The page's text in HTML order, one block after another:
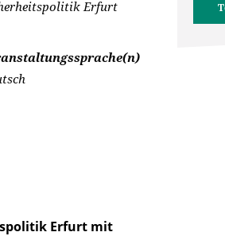
Erfurt
Erfurt mit